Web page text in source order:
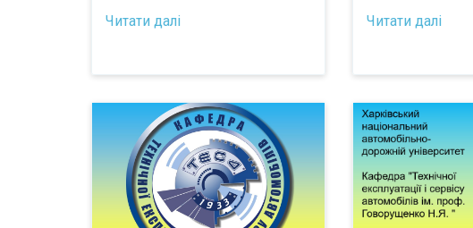
Читати далі Читати далі